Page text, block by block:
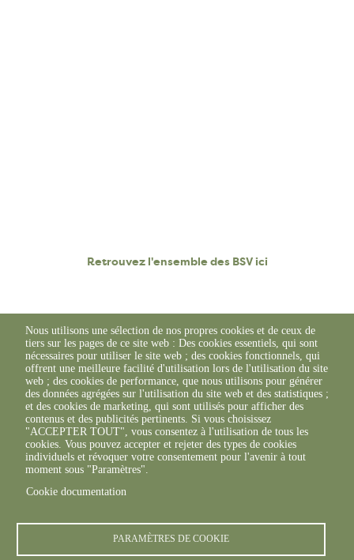
Retrouvez l'ensemble des BSV ici
Mentions légales
Nous utilisons une sélection de nos propres cookies et de ceux de
tiers sur les pages de ce site web : Des cookies essentiels, qui sont
nécessaires pour utiliser le site web ; des cookies fonctionnels, qui
offrent une meilleure facilité d'utilisation lors de l'utilisation du site
web ; des cookies de performance, que nous utilisons pour générer
des données agrégées sur l'utilisation du site web et des statistiques ;
et des cookies de marketing, qui sont utilisés pour afficher des
contenus et des publicités pertinents. Si vous choisissez
"ACCEPTER TOUT", vous consentez à l'utilisation de tous les
cookies. Vous pouvez accepter et rejeter des types de cookies
individuels et révoquer votre consentement pour l'avenir à tout
moment sous "Paramètres".
Cookie documentation
PARAMÈTRES DE COOKIE